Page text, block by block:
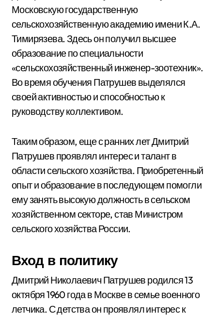
Московскую государственную
сельскохозяйственную академию имени К.А.
Тимирязева. Здесь он получил высшее
образование по специальности
«сельскохозяйственный инженер-зоотехник».
Во время обучения Патрушев выделялся
своей активностью и способностью к
руководству коллективом.
Таким образом, еще с ранних лет Дмитрий
Патрушев проявлял интерес и талант в
области сельского хозяйства. Приобретенный
опыт и образование в последующем помогли
ему занять высокую должность в сельском
хозяйственном секторе, став Министром
сельского хозяйства России.
Вход в политику
Дмитрий Николаевич Патрушев родился 13
октября 1960 года в Москве в семье военного
летчика. С детства он проявлял интерес к